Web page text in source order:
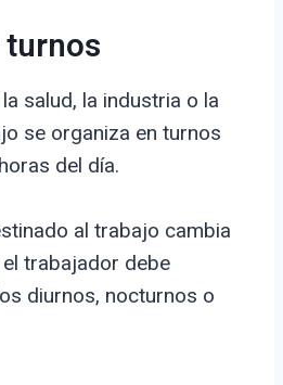
salud, la industria o la
se organiza en turnos
del día.
al trabajo cambia
trabajador debe
diurnos, nocturnos o